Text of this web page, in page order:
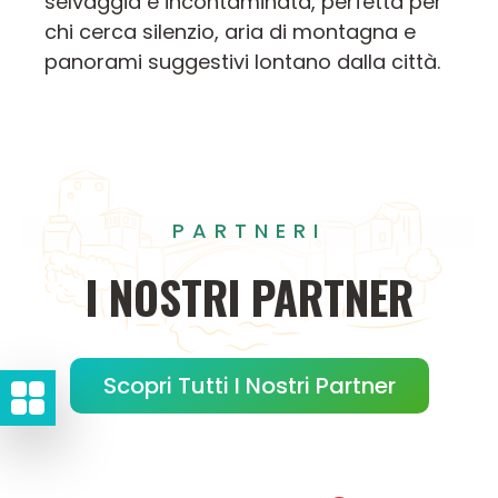
chi cerca silenzio, aria di montagna e
panorami suggestivi lontano dalla città.
PARTNERI
INOSTRI PARTNER
Scopri Tutti I Nostri Partner